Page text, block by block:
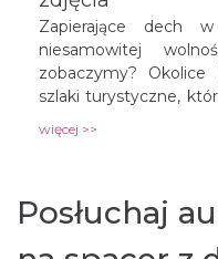
Zapierające dech
niesamowitej
zobaczymy? Okolice
szlaki turystyczne,
Beskidu Małego, z
Potrójnej. Na Górę
kolejką, a na
więcej >>
Posłuchaj